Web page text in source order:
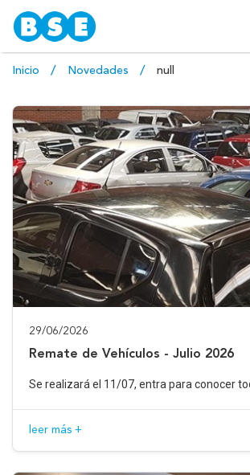
Inicio Novedades null
29/06/2026
Remate de Vehículos - Julio 2026
Se realizará el 11/07, entra para conocer
leer más +